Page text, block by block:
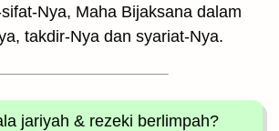
Nya, Maha Bijaksana dalam
takdir-Nya dan syariat-Nya.
jariyah & rezeki berlimpah?